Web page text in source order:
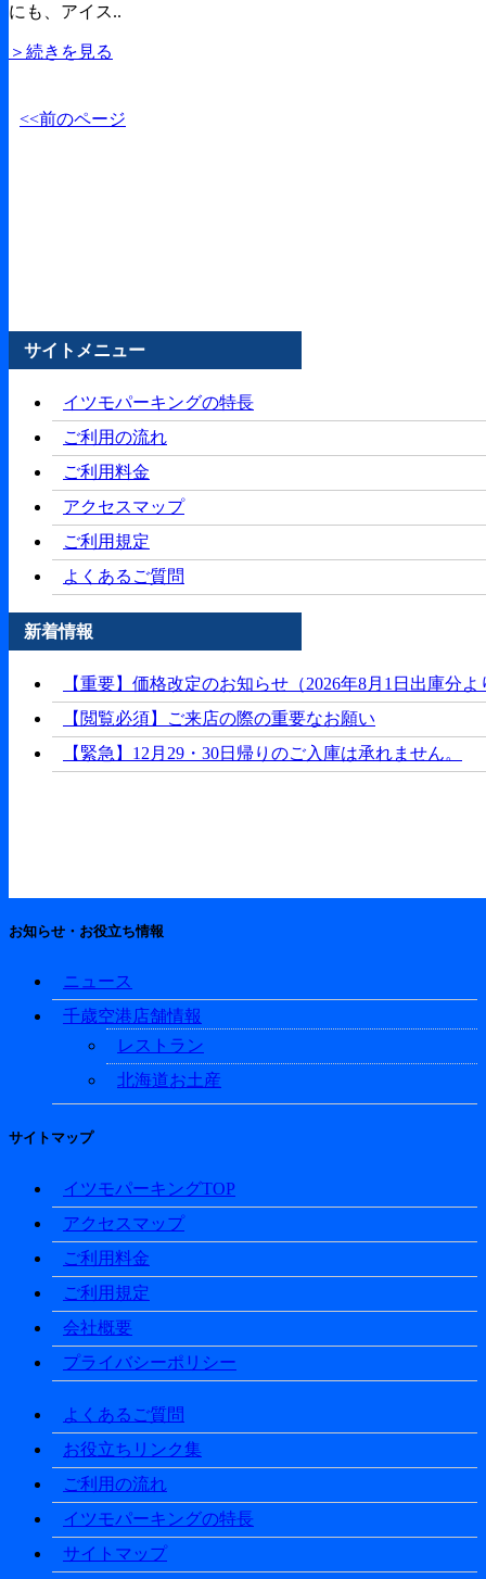
にも、アイス..
＞続きを見る
<<前のページ
サイトメニュー
イツモパーキングの特長
ご利用の流れ
ご利用料金
アクセスマップ
ご利用規定
よくあるご質問
新着情報
【重要】価格改定のお知らせ（2026年8月1日出庫分よ
【閲覧必須】ご来店の際の重要なお願い
【緊急】12月29・30日帰りのご入庫は承れません。
お知らせ・お役立ち情報
ニュース
千歳空港店舗情報
レストラン
北海道お土産
サイトマップ
イツモパーキングTOP
アクセスマップ
ご利用料金
ご利用規定
会社概要
プライバシーポリシー
よくあるご質問
お役立ちリンク集
ご利用の流れ
イツモパーキングの特長
サイトマップ